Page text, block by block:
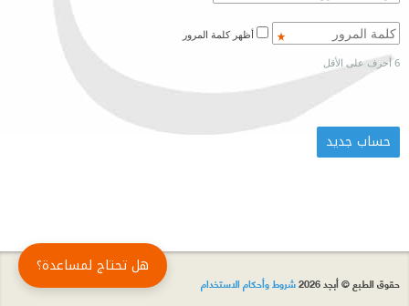
6 أحرف على الأقل
حقوق الطبع © أبجد 2026 شروط وأحكام الاستخدام
هل تحتاج لمساعدة؟